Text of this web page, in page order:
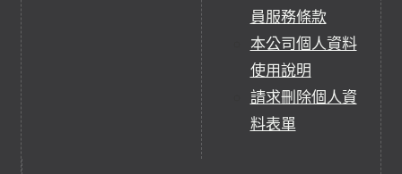
員服務條款
本公司個人資料
使用說明
請求刪除個人資
料表單